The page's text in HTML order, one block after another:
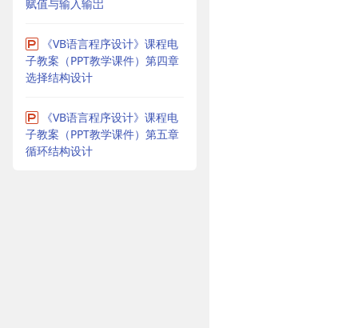
赋值与输入输岀
《VB语言程序设计》课程电
子教案（PPT教学课件）第四章
选择结构设计
《VB语言程序设计》课程电
子教案（PPT教学课件）第五章
循环结构设计